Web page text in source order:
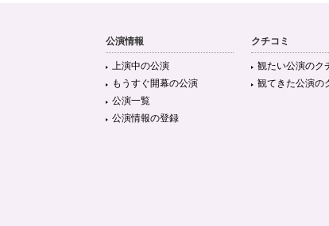
公演情報
上演中の公演
もうすぐ開幕の公演
公演一覧
公演情報の登録
クチコミ
観たい公演のク
観てきた公演の